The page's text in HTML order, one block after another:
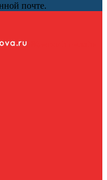
почте.